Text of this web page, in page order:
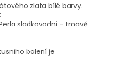
zlata bílé barvy.
sladkovodní - tmavě
balení je